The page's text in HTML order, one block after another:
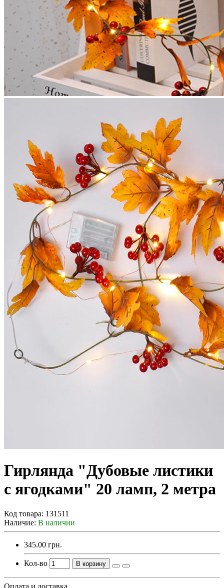
Гирлянда "Дубовые листики
с ягодками" 20 ламп, 2 метра
Код товара: 131511
Наличие: В наличии
345.00 грн.
Кол-во В корзину
Оплата и доставка